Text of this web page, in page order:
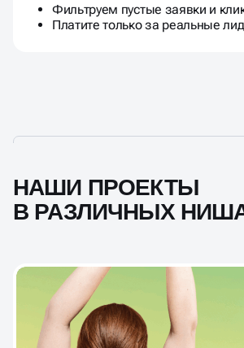
Фильтруем пустые заявки и
Платите только за реальные
НАШИ ПРОЕКТЫ
В РАЗЛИЧНЫХ